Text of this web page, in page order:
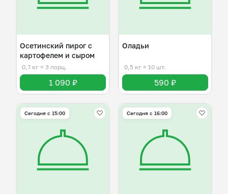
Осетинский пирог с
картофелем и сыром
0,7 кг ≈ 3 порц.
1 090 ₽
Оладьи
0,5 кг ≈ 10 шт.
590 ₽
Сегодня с 15:00 Сегодня с 16:00